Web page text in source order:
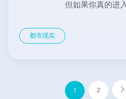
但如果你真的进
握，太过了那就
中关于都市中的
都市现实
1 2